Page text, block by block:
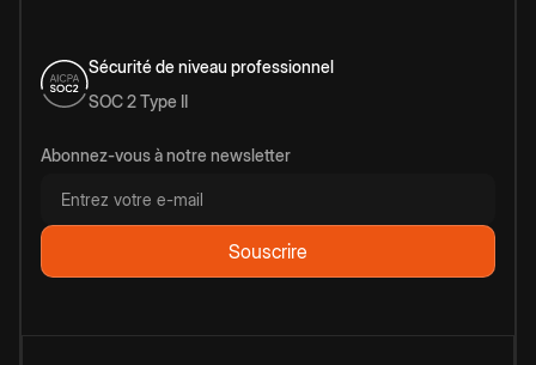
Sécurité de niveau professionnel
SOC 2 Type II
Abonnez-vous à notre newsletter